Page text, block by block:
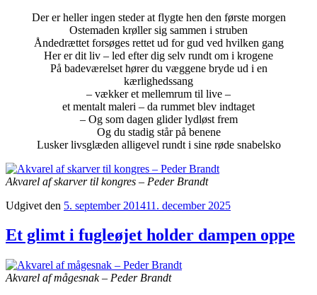
Der er heller ingen steder at flygte hen den første morgen
Ostemaden krøller sig sammen i struben
Åndedrættet forsøges rettet ud for gud ved hvilken gang
Her er dit liv – led efter dig selv rundt om i krogene
På badeværelset hører du væggene bryde ud i en
kærlighedssang
– vækker et mellemrum til live –
et mentalt maleri – da rummet blev indtaget
– Og som dagen glider lydløst frem
Og du stadig står på benene
Lusker livsglæden alligevel rundt i sine røde snabelsko
Akvarel af skarver til kongres – Peder Brandt
Udgivet den 5. september 201411. december 2025
Et glimt i fugleøjet holder dampen oppe
Akvarel af mågesnak – Peder Brandt